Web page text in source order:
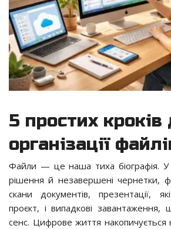
5 простих кроків
організації
Файли — це наша тиха біографія. У
рішення й незавершені чернетки,
скани документів, презентації,
проєкт, і випадкові
сенс. Цифрове життя накопичується